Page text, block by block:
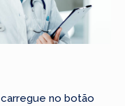
no botão